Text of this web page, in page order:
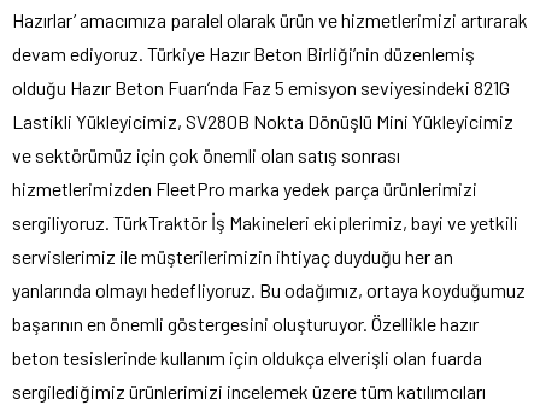
Hazırlar’ amacımıza paralel olarak ürün ve hizmetlerimizi artırarak
devam ediyoruz. Türkiye Hazır Beton Birliği’nin düzenlemiş
olduğu Hazır Beton Fuarı’nda Faz 5 emisyon seviyesindeki 821G
Lastikli Yükleyicimiz, SV280B Nokta Dönüşlü Mini Yükleyicimiz
ve sektörümüz için çok önemli olan satış sonrası
hizmetlerimizden FleetPro marka yedek parça ürünlerimizi
sergiliyoruz. TürkTraktör İş Makineleri ekiplerimiz, bayi ve yetkili
servislerimiz ile müşterilerimizin ihtiyaç duyduğu her an
yanlarında olmayı hedefliyoruz. Bu odağımız, ortaya koyduğumuz
başarının en önemli göstergesini oluşturuyor. Özellikle hazır
beton tesislerinde kullanım için oldukça elverişli olan fuarda
sergilediğimiz ürünlerimizi incelemek üzere tüm katılımcıları